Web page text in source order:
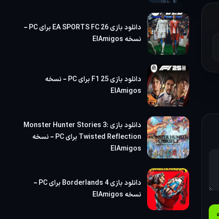
دانلود بازی EA SPORTS FC 26 برای PC –
نسخه ElAmigos
دانلود بازی F1 25 برای PC – نسخه
ElAmigos
دانلود بازی Monster Hunter Stories 3:
Twisted Reflection برای PC – نسخه
ElAmigos
دانلود بازی Borderlands 4 برای PC –
نسخه ElAmigos